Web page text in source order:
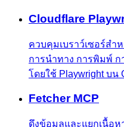
Cloudflare
ควบคุมเบราว์เซอร์สำ
การนำทาง การพิมพ์
โดยใช้ Playwright บน
Fetcher MCP
ดึงข้อมูลและแยกเนื้อห